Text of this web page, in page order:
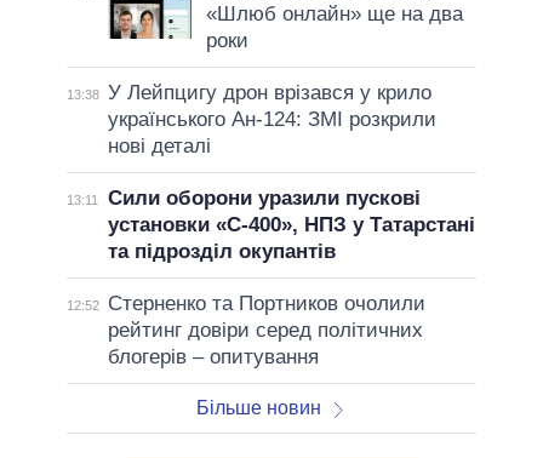
«Шлюб онлайн» ще на два
роки
13:38 У Лейпцигу дрон врізався у крило
українського Ан-124: ЗМІ розкрили
нові деталі
13:11
Сили оборони уразили пускові
установки «С-400», НПЗ у Татарстані
та підрозділ окупантів
12:52
Стерненко та Портников очолили
рейтинг довіри серед політичних
блогерів – опитування
Більше новин